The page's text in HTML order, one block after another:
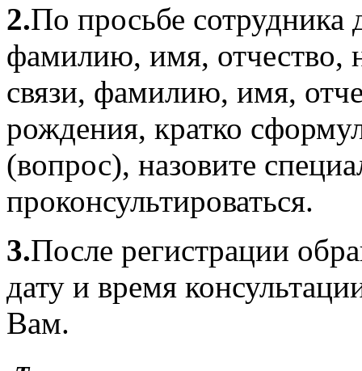
2.По просьбе сотрудника
фамилию, имя, отчество,
связи, фамилию, имя,
рождения, кратко
(вопрос), назовите
проконсультироваться.
3.После регистрации
дату и время
Вам.